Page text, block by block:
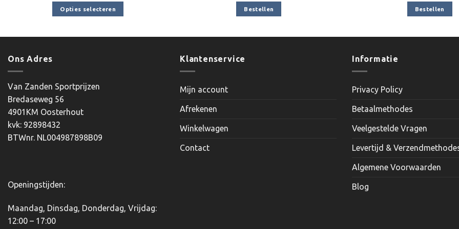
tot
€65.70
Opties selecteren
optie
op
was:
€6.40.
is:
€4.90.
Bestellen
was:
€6.40.
is:
€4.90.
Bestellen
Ons Adres
Van Zanden Sportprijzen
Bredaseweg 56
4901KM Oosterhout
kvk: 92898432
BTWnr. NL004987898B09
Openingstijden:
Maandag, Dinsdag, Donderdag, Vrijdag:
12:00 – 17:00
Klantenservice
Mijn account
Afrekenen
Winkelwagen
Contact
Informatie
Privacy Policy
Betaalmethodes
Veelgestelde Vragen
Levertijd &
Algemene Voorwaarden
Blog